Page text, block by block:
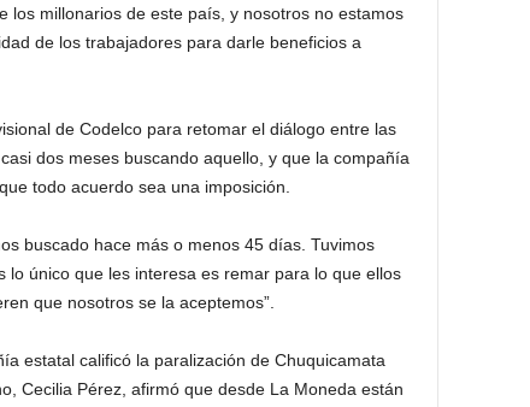
los millonarios de este país, y nosotros no estamos
de los trabajadores para darle beneficios a
de Codelco para retomar el diálogo entre las
dos meses buscando aquello, y que la compañía
todo acuerdo sea una imposición.
buscado hace más o menos 45 días. Tuvimos
único que les interesa es remar para lo que ellos
que nosotros se la aceptemos”.
estatal calificó la paralización de Chuquicamata
Cecilia Pérez, afirmó que desde La Moneda están